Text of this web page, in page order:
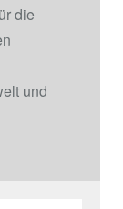
die
und